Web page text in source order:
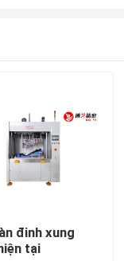
đinh xung
tại